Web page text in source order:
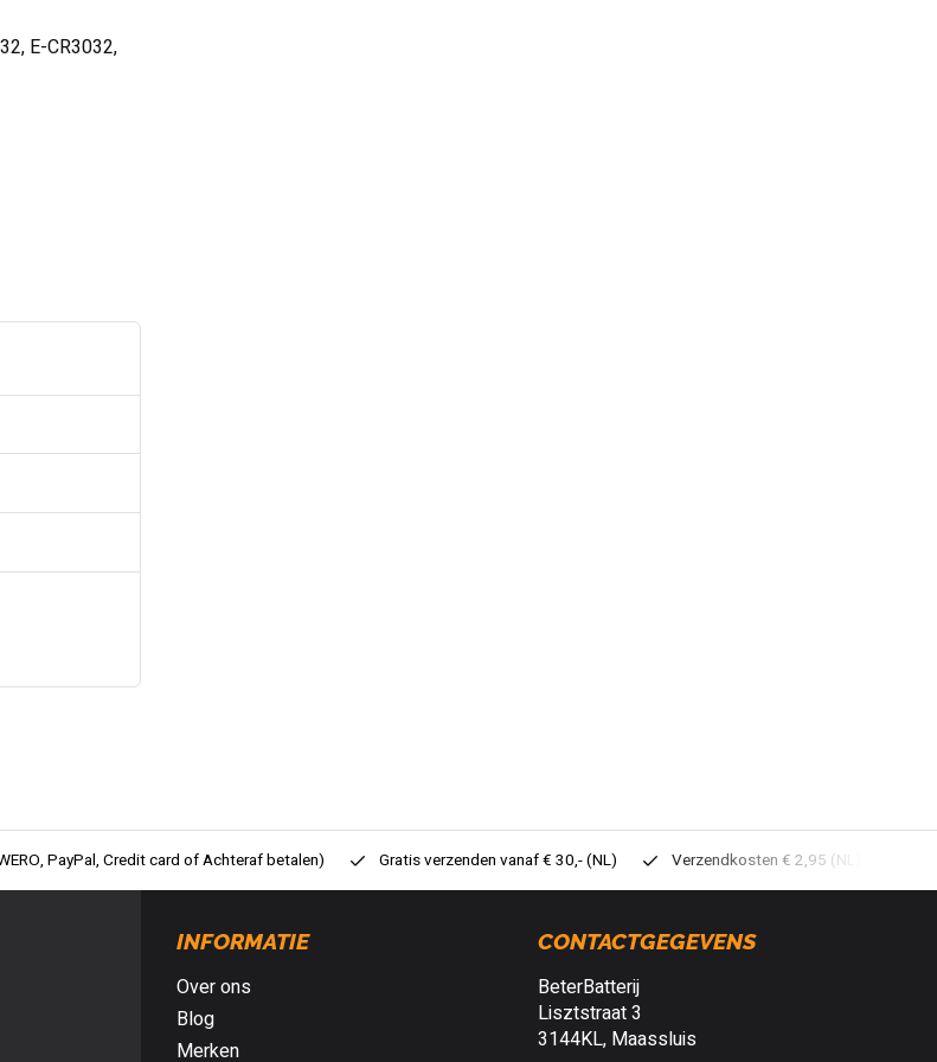
E-CR3032,
PayPal, Credit card of Achteraf betalen) Gratis verzenden vanaf € 30,- (NL) Verzendkosten € 2,95 (NL)
INFORMATIE
Over ons
Blog
Merken
CONTACTGEGEVENS
BeterBatterij
Lisztstraat 3
3144KL, Maassluis